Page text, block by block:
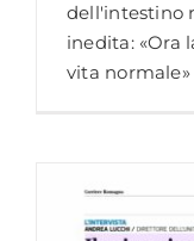
dell'intestino
inedita: «Ora
vita normale»